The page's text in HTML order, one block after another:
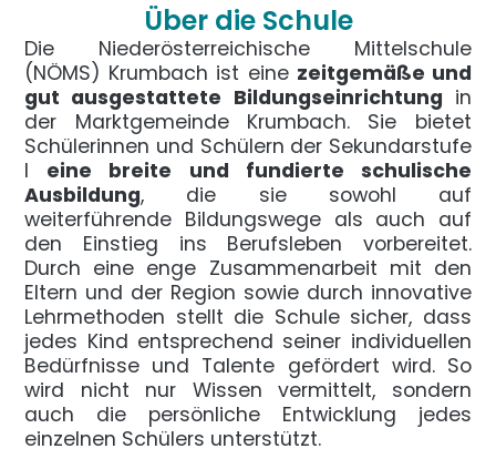
Über die Schule
Die Niederösterreichische Mittelschule
(NÖMS) Krumbach ist eine zeitgemäße und
gut ausgestattete Bildungseinrichtung in
der Marktgemeinde Krumbach. Sie bietet
Schülerinnen und Schülern der Sekundarstufe
I eine breite und fundierte schulische
Ausbildung, die sie sowohl auf
weiterführende Bildungswege als auch auf
den Einstieg ins Berufsleben vorbereitet.
Durch eine enge Zusammenarbeit mit den
Eltern und der Region sowie durch innovative
Lehrmethoden stellt die Schule sicher, dass
jedes Kind entsprechend seiner individuellen
Bedürfnisse und Talente gefördert wird. So
wird nicht nur Wissen vermittelt, sondern
auch die persönliche Entwicklung jedes
einzelnen Schülers unterstützt.